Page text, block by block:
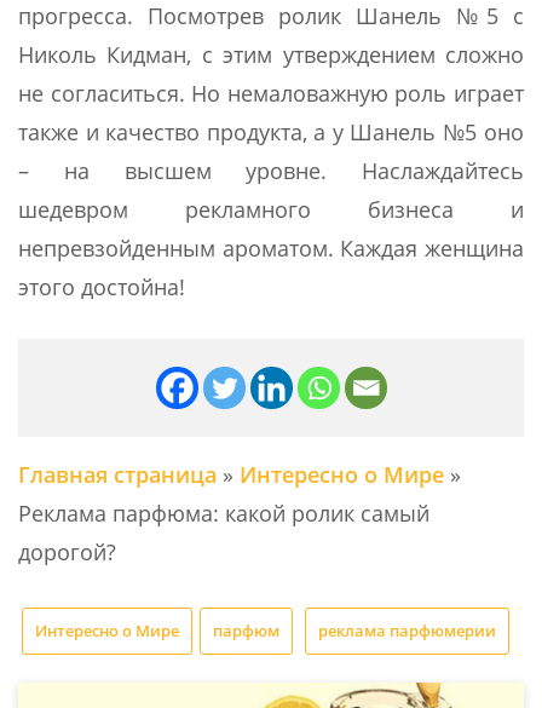
прогресса. Посмотрев ролик Шанель №5 с
Николь Кидман, с этим утверждением сложно
не согласиться. Но немаловажную роль играет
также и качество продукта, а у Шанель №5 оно
– на высшем уровне. Наслаждайтесь
шедевром рекламного бизнеса и
непревзойденным ароматом. Каждая женщина
этого достойна!
Главная страница » Интересно о Мире »
Реклама парфюма: какой ролик самый
дорогой?
Интересно о Мире парфюм реклама парфюмерии